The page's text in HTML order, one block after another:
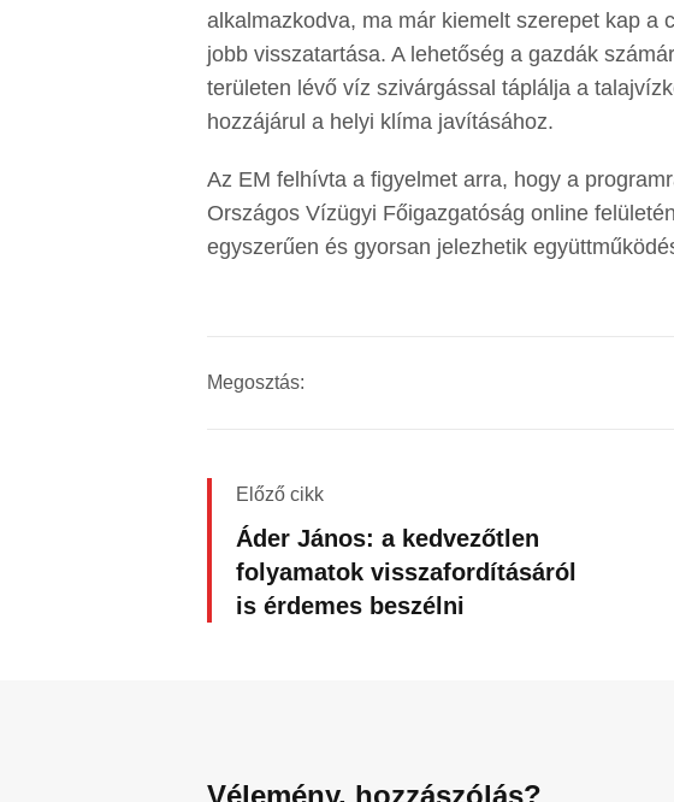
alkalmazkodva, ma már kiemelt szerepet kap a
jobb visszatartása. A lehetőség a gazdák
területen lévő víz szivárgással táplálja a
hozzájárul a helyi klíma javításához.
Az EM felhívta a figyelmet arra, hogy a
Országos Vízügyi Főigazgatóság online
egyszerűen és gyorsan jelezhetik
Megosztás:
Előző cikk
Áder János: a kedvezőtlen
folyamatok visszafordításáról
is érdemes beszélni
Vélemény, hozzászólás?